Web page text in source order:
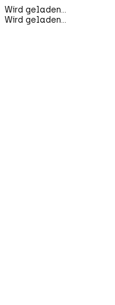
Wird geladen...
Wird geladen...